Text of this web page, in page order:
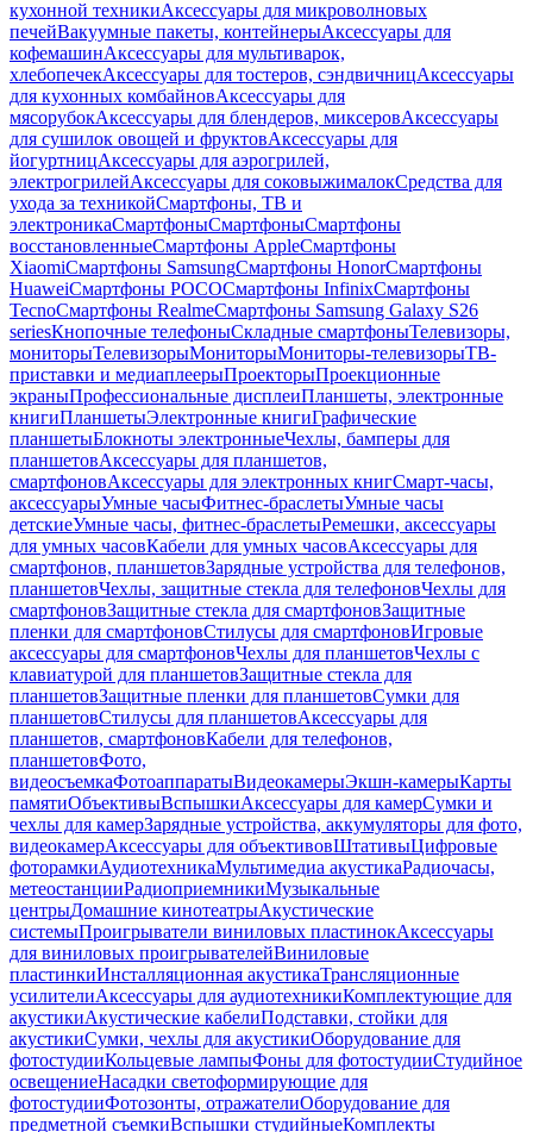
кухонной техникиАксессуары для микроволновых
печейВакуумные пакеты, контейнерыАксессуары для
кофемашинАксессуары для мультиварок,
хлебопечекАксессуары для тостеров, сэндвичницАксессуары
для кухонных комбайновАксессуары для
мясорубокАксессуары для блендеров, миксеровАксессуары
для сушилок овощей и фруктовАксессуары для
йогуртницАксессуары для аэрогрилей,
электрогрилейАксессуары для соковыжималокСредства для
ухода за техникойСмартфоны, ТВ и
электроникаСмартфоныСмартфоныСмартфоны
восстановленныеСмартфоны AppleСмартфоны
XiaomiСмартфоны SamsungСмартфоны HonorСмартфоны
HuaweiСмартфоны POCOСмартфоны InfinixСмартфоны
TecnoСмартфоны RealmeСмартфоны Samsung Galaxy S26
seriesКнопочные телефоныСкладные смартфоныТелевизоры,
мониторыТелевизорыМониторыМониторы-телевизорыТВ-
приставки и медиаплеерыПроекторыПроекционные
экраныПрофессиональные дисплеиПланшеты, электронные
книгиПланшетыЭлектронные книгиГрафические
планшетыБлокноты электронныеЧехлы, бамперы для
планшетовАксессуары для планшетов,
смартфоновАксессуары для электронных книгСмарт-часы,
аксессуарыУмные часыФитнес-браслетыУмные часы
детскиеУмные часы, фитнес-браслетыРемешки, аксессуары
для умных часовКабели для умных часовАксессуары для
смартфонов, планшетовЗарядные устройства для телефонов,
планшетовЧехлы, защитные стекла для телефоновЧехлы для
смартфоновЗащитные стекла для смартфоновЗащитные
пленки для смартфоновСтилусы для смартфоновИгровые
аксессуары для смартфоновЧехлы для планшетовЧехлы с
клавиатурой для планшетовЗащитные стекла для
планшетовЗащитные пленки для планшетовСумки для
планшетовСтилусы для планшетовАксессуары для
планшетов, смартфоновКабели для телефонов,
планшетовФото,
видеосъемкаФотоаппаратыВидеокамерыЭкшн-камерыКарты
памятиОбъективыВспышкиАксессуары для камерСумки и
чехлы для камерЗарядные устройства, аккумуляторы для фото,
видеокамерАксессуары для объективовШтативыЦифровые
фоторамкиАудиотехникаМультимедиа акустикаРадиочасы,
метеостанцииРадиоприемникиМузыкальные
центрыДомашние кинотеатрыАкустические
системыПроигрыватели виниловых пластинокАксессуары
для виниловых проигрывателейВиниловые
пластинкиИнсталляционная акустикаТрансляционные
усилителиАксессуары для аудиотехникиКомплектующие для
акустикиАкустические кабелиПодставки, стойки для
акустикиСумки, чехлы для акустикиОборудование для
фотостудииКольцевые лампыФоны для фотостудииСтудийное
освещениеНасадки светоформирующие для
фотостудииФотозонты, отражателиОборудование для
предметной съемкиВспышки студийныеКомплекты